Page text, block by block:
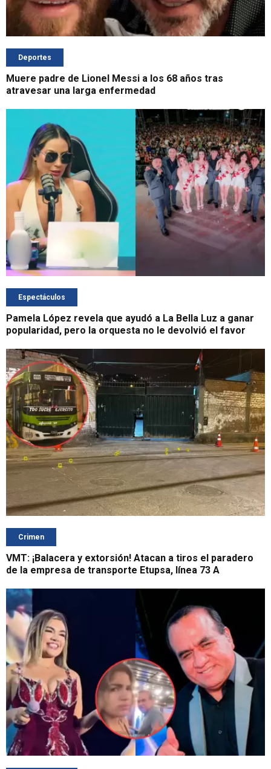
Deportes
Muere padre de Lionel Messi a los 68 años tras
atravesar una larga enfermedad
Espectáculos
Pamela López revela que ayudó a La Bella Luz a ganar
popularidad, pero la orquesta no le devolvió el favor
Crimen
VMT: ¡Balacera y extorsión! Atacan a tiros el paradero
de la empresa de transporte Etupsa, línea 73 A